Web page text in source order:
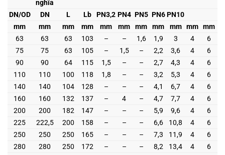
nghĩa
DN/OD DN L Lb PN3,2 PN4 PN5 PN6 PN10
mm
mm mm mm mm mm mm mm mm mm mm
63
63 63 103 – – 1,6 1,9 3 4
6
75
75 63 105 – 1,5 – 2,2 3,6 4
6
90
90 64 115 1,5 – – 2,7 4,3 4
6
110
110 100 118 1,8 – – 3,2 5,3 4
6
140
140 104 128 – – – 4,1 6,7 4
6
160
160 132 137 – 4 – 4,7 7,7 4
6
200
200 182 147 – – – 5,9 9,6 4
6
225
222,5 200 158 – – – 6,6 10,8 4
6
250
250 250 165 – – – 7,3 11,9 4
6
280
280 250 172 – – – 8,2 13,4 4
6